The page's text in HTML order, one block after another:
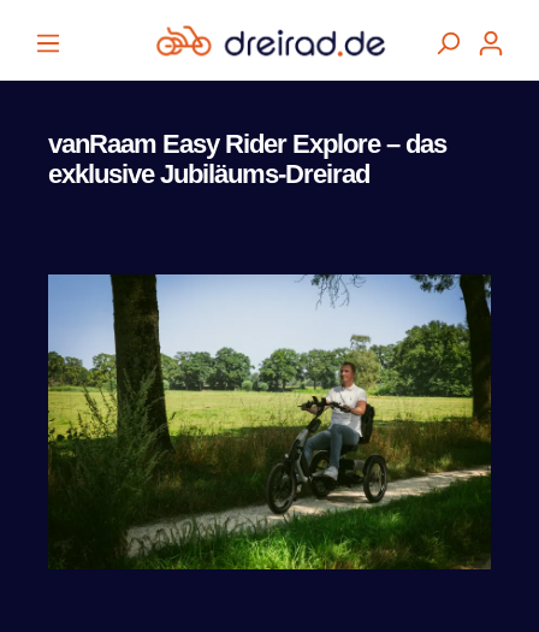
vanRaam Easy Rider Explore – das
exklusive Jubiläums-Dreirad